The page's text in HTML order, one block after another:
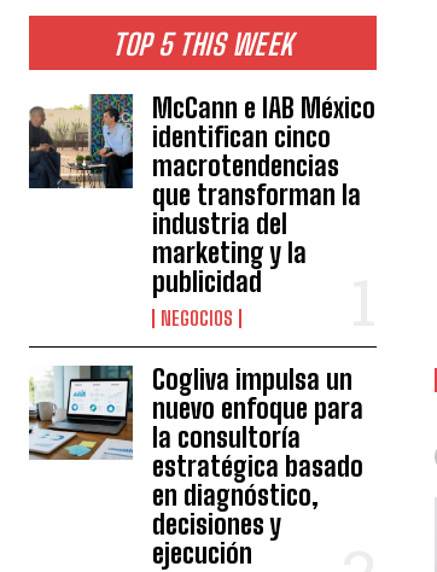
TOP 5 THIS WEEK
McCann e IAB México
identifican cinco
macrotendencias
que transforman la
industria del
marketing y la
publicidad
NEGOCIOS
Cogliva impulsa un
nuevo enfoque para
la consultoría
estratégica basado
en diagnóstico,
decisiones y
ejecución